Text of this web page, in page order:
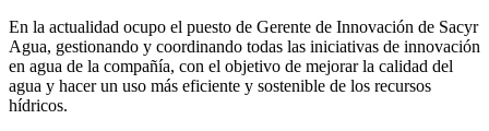
En la actualidad ocupo el puesto de Gerente de Innovación de Sacyr
Agua, gestionando y coordinando todas las iniciativas de innovación
en agua de la compañía, con el objetivo de mejorar la calidad del
agua y hacer un uso más eficiente y sostenible de los recursos
hídricos.